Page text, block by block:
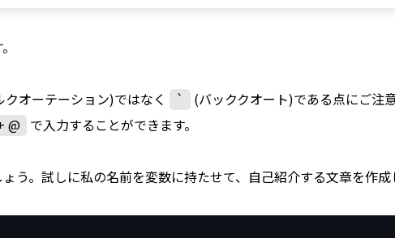
クオーテーション)ではなく ` (バッククオート)である点にご注
@ で入力することができます。
う。試しに私の名前を変数に持たせて、自己紹介する文章を作成